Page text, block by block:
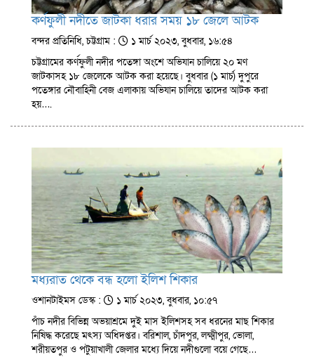
কর্ণফুলী নদীতে জাটকা ধরার সময় ১৮ জেলে আটক
বন্দর প্রতিনিধি, চট্টগ্রাম :
১ মার্চ ২০২৩, বুধবার, ১৬:৫৪
চট্টগ্রামের কর্ণফুলী নদীর পতেঙ্গা অংশে অভিযান চালিয়ে ২০ মণ
জাটকাসহ ১৮ জেলেকে আটক করা হয়েছে। বুধবার (১ মার্চ) দুপুরে
পতেঙ্গার নৌবাহিনী বেজ এলাকায় অভিযান চালিয়ে তাদের আটক করা
হয়….
মধ্যরাত থেকে বন্ধ হলো ইলিশ শিকার
ওশানটাইমস ডেস্ক :
১ মার্চ ২০২৩, বুধবার, ১০:৫৭
পাঁচ নদীর বিভিন্ন অভয়াশ্রমে দুই মাস ইলিশসহ সব ধরনের মাছ শিকার
নিষিদ্ধ করেছে মৎস্য অধিদপ্তর। বরিশাল, চাঁদপুর, লক্ষ্মীপুর, ভোলা,
শরীয়তপুর ও পটুয়াখালী জেলার মধ্যে দিয়ে নদীগুলো বয়ে গেছে…